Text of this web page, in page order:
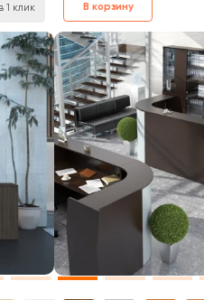
1 клик В корзину